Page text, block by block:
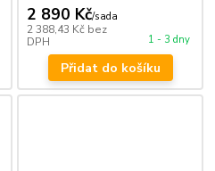
2 890 Kč/sada
2 388,43 Kč bez
DPH
1 - 3 dny
Přidat do košíku